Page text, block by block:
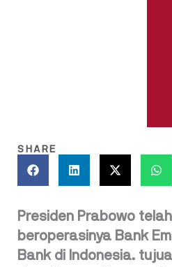
SHARE
Presiden Prabowo
beroperasinya Bank
Bank di Indonesia.